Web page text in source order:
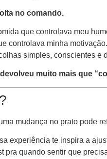
no comando.
que controlava meu
controlava minha motivação.
simples, conscientes e
muito mais que
mudança no prato pode
experiência te inspira a
pra quando sentir que